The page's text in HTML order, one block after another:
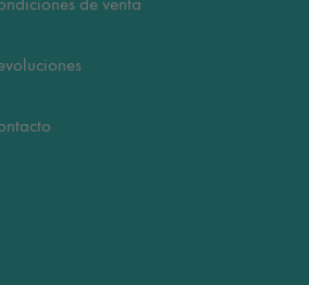
de venta